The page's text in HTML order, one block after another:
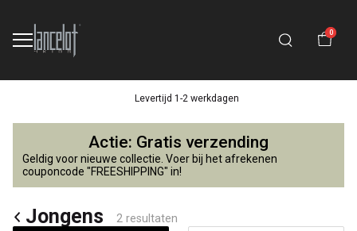
0
Levertijd 1-2 werkdagen
Jongens
Lancelot
Actie: Gratis verzending
Geldig voor nieuwe collectie. Voer bij het afrekenen
couponcode "FREESHIPPING" in!
Jongens 2 resultaten